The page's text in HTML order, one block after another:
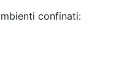
confinati: